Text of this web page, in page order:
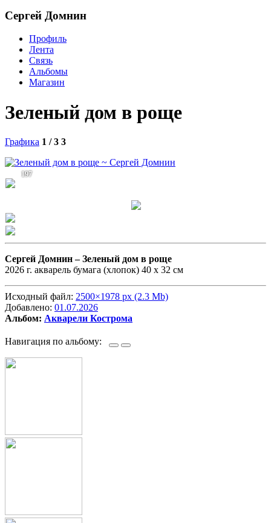
Сергей Домнин
Профиль
Лента
Связь
Альбомы
Магазин
Зеленый дом в роще
Графика 1 / 3 3
197
Сергей Домнин –Зеленый дом в роще
2026 г. акварель бумага (хлопок) 40 х 32 см
Исходный файл: 2500×1978 px (2.3 Mb)
Добавлено: 01.07.2026
Альбом: Акварели Кострома
Навигация по альбому: